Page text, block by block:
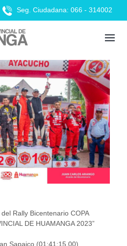
Seg. Ciudadana: 066 - 314002
Rally Bicentenario COPA
DE HUAMANGA 2023”
Sapaico (01:41:15.00)